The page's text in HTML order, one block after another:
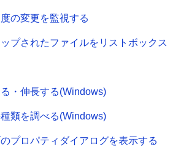
の変更を監視する
プされたファイルをリストボックス
・伸長する(Windows)
類を調べる(Windows)
プロパティダイアログを表示する